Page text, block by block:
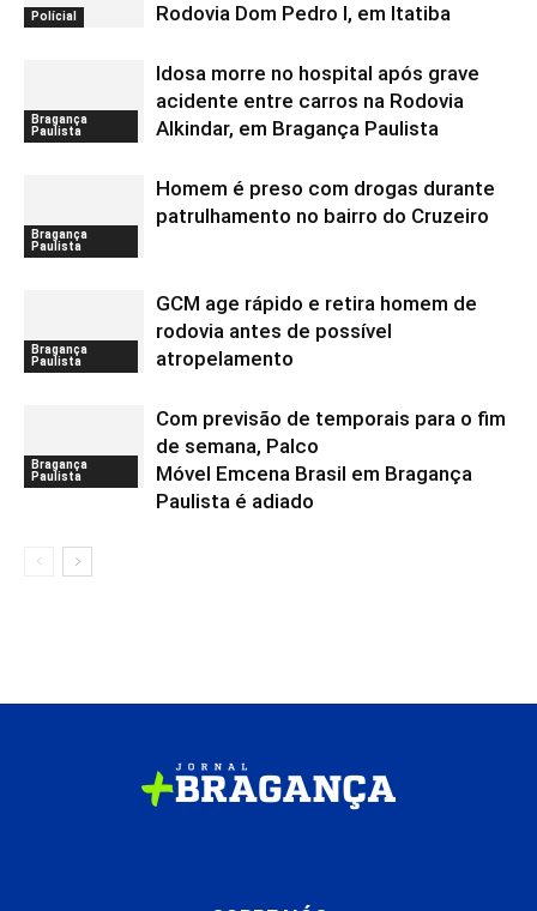
Polícial
Rodovia Dom Pedro I, em Itatiba
Bragança
Paulista
Idosa morre no hospital após grave
acidente entre carros na Rodovia
Alkindar, em Bragança Paulista
Bragança
Paulista
Homem é preso com drogas durante
patrulhamento no bairro do Cruzeiro
Bragança
Paulista
GCM age rápido e retira homem de
rodovia antes de possível
atropelamento
Bragança
Paulista
Com previsão de temporais para o fim
de semana, Palco
Móvel Emcena Brasil em Bragança
Paulista é adiado